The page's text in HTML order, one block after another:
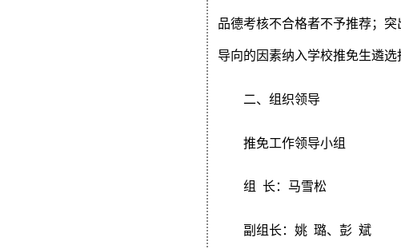
品德考核不合格者不予推荐；
导向的因素纳入学校推免生遴选
二、组织领导
推免工作领导小组
组 长：马雪松
副组长：姚 璐、彭 斌